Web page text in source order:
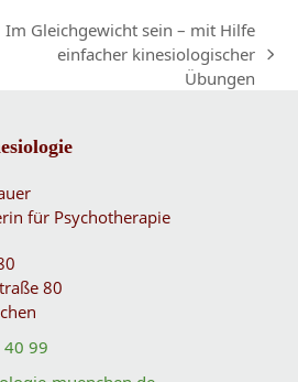
Nächster
Im Gleichgewicht sein – mit Hilfe
einfacher kinesiologischer
Übungen
für Psychotherapie
80
99